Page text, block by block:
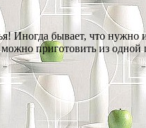
Иногда бывает, что
приготовить из